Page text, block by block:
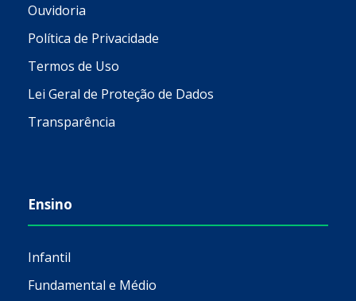
Ouvidoria
Política de Privacidade
Termos de Uso
Lei Geral de Proteção de Dados
Transparência
Ensino
Infantil
Fundamental e Médio